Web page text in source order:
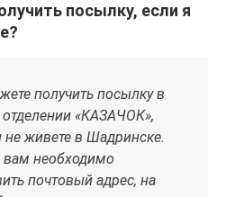
посылку, если я
получить посылку в
«КАЗАЧОК»,
не живете в Шадринске.
вам необходимо
почтовый адрес, на